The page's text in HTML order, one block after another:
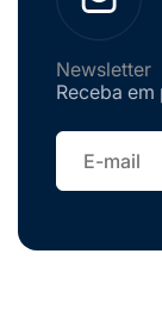
Newsletter
Receba